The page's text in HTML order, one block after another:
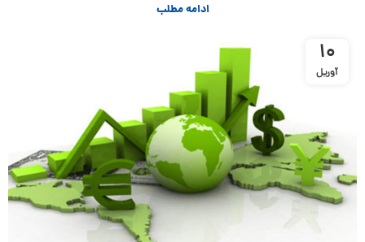
ادامه مطلب
10
آوریل